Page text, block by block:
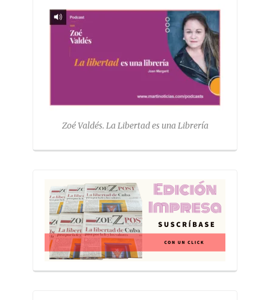
Zoé Valdés. La Libertad es una Librería